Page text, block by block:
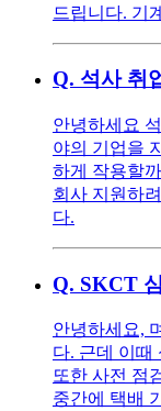
드립니다. 기
Q. 석사 취
안녕하세요
야의 기업을
하게 작용할
회사 지원하
다.
Q. SKCT
안녕하세요,
다. 근데 이때
또한 사전 점
중간에 택배